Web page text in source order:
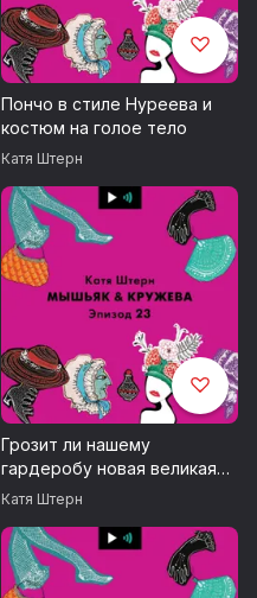
Пончо в стиле Нуреева и
костюм на голое тело
Катя Штерн
Грозит ли нашему
гардеробу новая великая
депрессия? Заимствуем
депрессивных 30-х
Катя Штерн